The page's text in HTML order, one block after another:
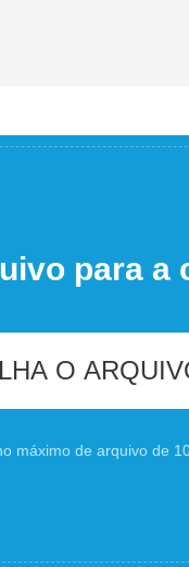
para a
O
máximo de arquivo de